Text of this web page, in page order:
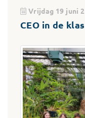
Vrijdag 19 juni
CEO in de klas